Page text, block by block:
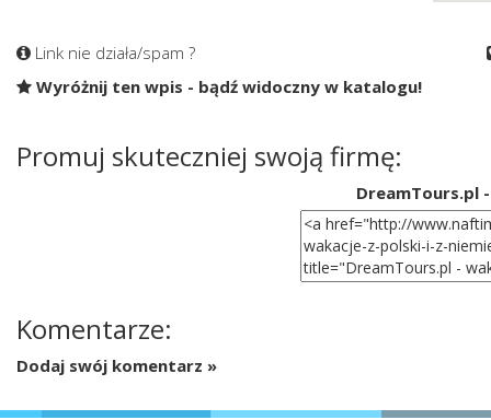
Link nie działa/spam ?
Wyróżnij ten wpis - bądź widoczny w katalogu!
Promuj skuteczniej swoją firmę:
DreamTours.pl
Komentarze:
Dodaj swój komentarz »